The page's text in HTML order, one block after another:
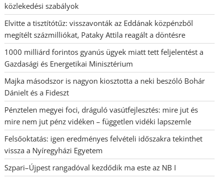
közlekedési szabályok
Elvitte a tisztítótűz: visszavonták az Eddának közpénzből
megítélt százmilliókat, Pataky Attila reagált a döntésre
1000 milliárd forintos gyanús ügyek miatt tett feljelentést a
Gazdasági és Energetikai Minisztérium
Majka másodszor is nagyon kiosztotta a neki beszóló Bohár
Dánielt és a Fideszt
Pénztelen megyei foci, dráguló vasútfejlesztés: mire jut és
mire nem jut pénz vidéken – független vidéki lapszemle
Felsőoktatás: igen eredményes felvételi időszakra tekinthet
vissza a Nyíregyházi Egyetem
Szpari–Újpest rangadóval kezdődik ma este az NB I